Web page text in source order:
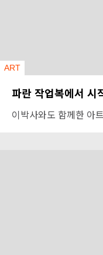
ART
파란 작업복에서
이박사와도 함께한 아